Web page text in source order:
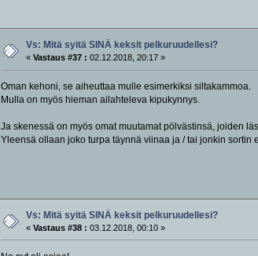
Vs: Mitä syitä SINÄ keksit pelkuruudellesi?
«Vastaus #37 : 02.12.2018, 20:17 »
Oman kehoni, se aiheuttaa mulle esimerkiksi siltakammoa.
Mulla on myös hieman ailahteleva kipukynnys.
Ja skenessä on myös omat muutamat pölvästinsä, joiden
Yleensä ollaan joko turpa täynnä viinaa ja / tai jonkin sortin
Vs: Mitä syitä SINÄ keksit pelkuruudellesi?
«Vastaus #38 : 03.12.2018, 00:10 »